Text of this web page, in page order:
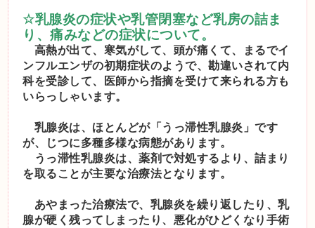
☆乳腺炎の症状や乳管閉塞など乳房の詰ま
り、痛みなどの症状について。
高熱が出て、寒気がして、頭が痛くて、まるでイ
ンフルエンザの初期症状のようで、勘違いされて内
科を受診して、医師から指摘を受けて来られる方も
いらっしゃいます。
乳腺炎は、ほとんどが「うっ滞性乳腺炎」です
が、じつに多種多様な病態があります。
うっ滞性乳腺炎は、薬剤で対処するより、詰まり
を取ることが主要な治療法となります。
あやまった治療法で、乳腺炎を繰り返したり、乳
腺が硬く残ってしまったり、悪化がひどくなり手術